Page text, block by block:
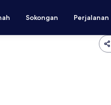
Sokongan Perjalanan